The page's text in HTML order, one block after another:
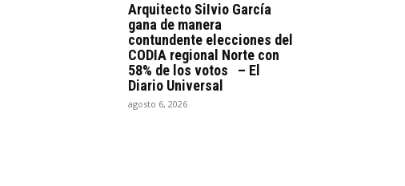
Arquitecto SiIvio García
gana de manera
contundente elecciones del
CODIA regional Norte con
58% de los votos – El
Diario Universal
agosto 6, 2026